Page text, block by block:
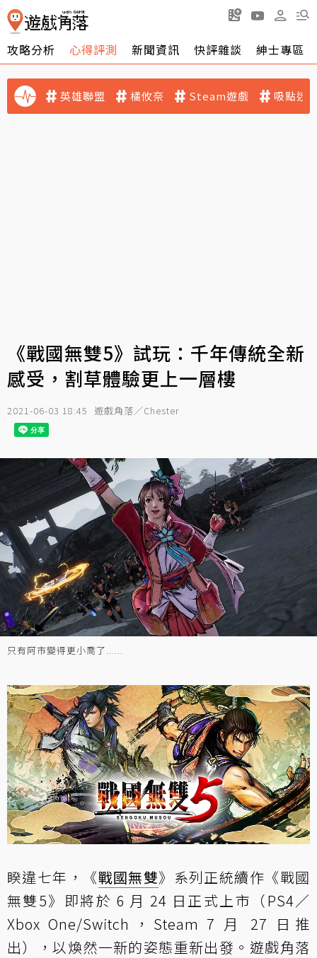
攻略分析 心得評測 新聞資訊 快評雜談 紳士專區
英雄聯盟 橘攸奈 Steam遊戲 吸點迷
《戰國無雙5》試玩：千年傳統全新
感受，割草體驗更上一層樓
2021-06-03 18:45 遊戲角落／Chester
只有阿市變得更小喬了......
睽違七年，《戰國無雙》系列正統續作《戰國
無雙5》即將於 6 月 24 日正式上市（PS4／
Xbox One/Switch，Steam 7 月 27 日推
出），以煥然一新的姿態重新出發。遊戲角落